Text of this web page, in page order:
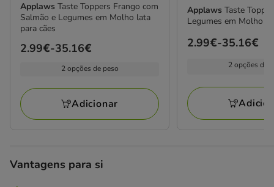
Applaws Taste Toppers Frango com
Salmão e Legumes em Molho lata
para cães
Preço
a
35.16€
2.99€-35.16€
2 opções de peso
Adicionar
ApplawsTaste
Legumes em Molho
Preço
35.16€
2.99€-35.16€
2 opções de
Vantagens para si